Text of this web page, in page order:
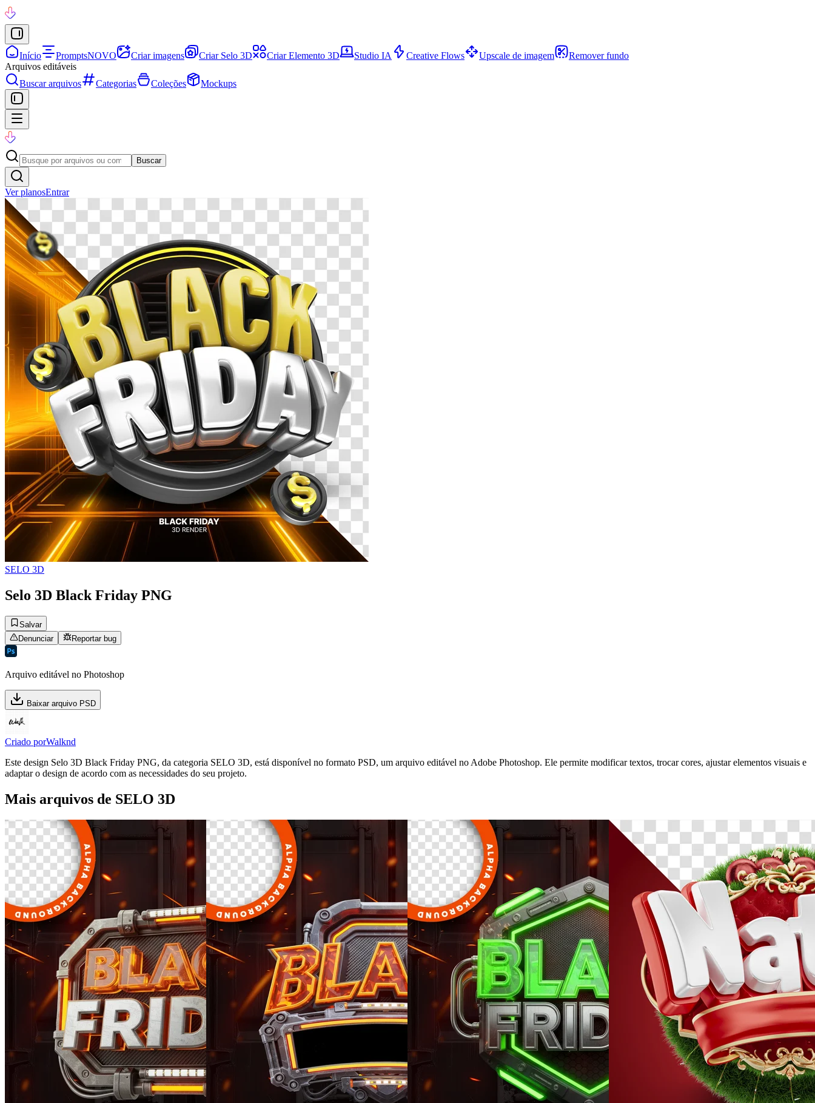
Início PromptsNOVO Criar imagens Criar Selo 3D Criar Elemento 3D Studio IA Creative Flows Upscale de imagem
Remover fundo
Arquivos editáveis
Buscar arquivos
Categorias Coleções Mockups
Buscar
Ver planosEntrar
SELO 3D
Selo 3D Black Friday PNG
Salvar
Denunciar
Reportar bug
Arquivo editável no Photoshop
Baixar arquivo PSD
Criado porWalknd
Este design Selo 3D Black Friday PNG, da categoria SELO 3D, está disponível no formato PSD, um arquivo editável no Adobe Photoshop. Ele permite modificar textos, trocar cores, ajustar elementos visuais e
adaptar o design de acordo com as necessidades do seu projeto.
Mais arquivos de SELO 3D